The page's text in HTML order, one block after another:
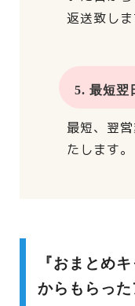
返送致しま
5. 最短翌
最短、翌
たします。
『おまとめ
からもらっ